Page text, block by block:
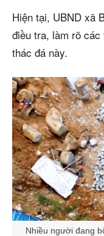
Hiện tại, UBND xã
điều tra, làm rõ các
thác đá này.
Nhiều người đang